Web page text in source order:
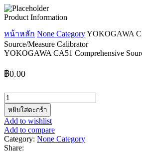
Product Information
หน้าหลัก None CategoryYOKOGAWA
Source/Measure Calibrator
YOKOGAWA CA51 Comprehensive
฿0.00
จำนวน
YOKOGAWA
CA51
Comprehensive
Source/Measure
Calibrator
หยิบใส่ตะกร้า
Add to wishlist
Add to compare
Category: None Category
Share: